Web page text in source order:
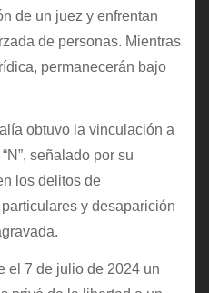
de un juez y enfrentan
de personas. Mientras
permanecerán bajo
obtuvo la vinculación a
señalado por su
los delitos de
y desaparición
el 7 de julio de 2024 un